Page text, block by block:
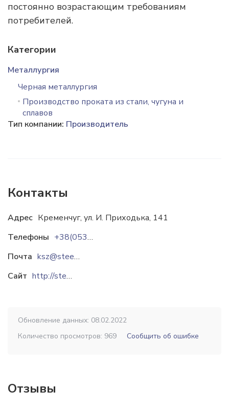
постоянно возрастающим требованиям
потребителей.
Категории
Металлургия
Черная металлургия
Производство проката из стали, чугуна и
сплавов
Тип компании: Производитель
Контакты
Адрес Кременчуг, ул. И. Приходька, 141
Телефоны
+38(05366)6-02-16
Почта
ksz@steel.pl.ua
Сайт
http://steel.pl.ua
Обновление данных: 08.02.2022
Количество просмотров: 969
Сообщить об ошибке
Отзывы